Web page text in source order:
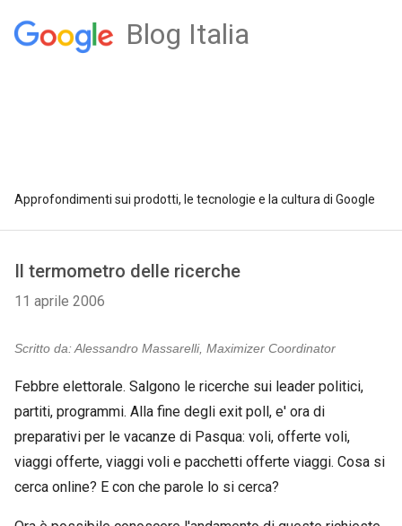
Blog Italia
Approfondimenti sui prodotti, le tecnologie e la cultura di Google
Il termometro delle ricerche
11 aprile 2006
Scritto da: Alessandro Massarelli, Maximizer Coordinator
Febbre elettorale. Salgono le ricerche sui leader politici,
partiti, programmi. Alla fine degli exit poll, e' ora di
preparativi per le vacanze di Pasqua: voli, offerte voli,
viaggi offerte, viaggi voli e pacchetti offerte viaggi. Cosa si
cerca online? E con che parole lo si cerca?